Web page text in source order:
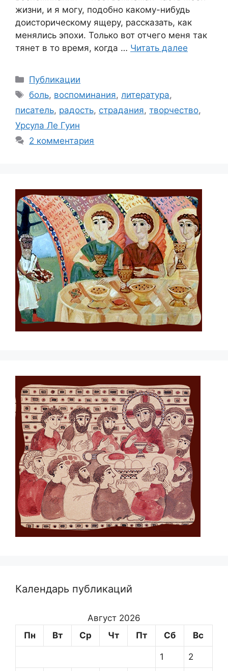
жизни, и я могу, подобно какому-нибудь
доисторическому ящеру, рассказать, как
менялись эпохи. Только вот отчего меня так
тянет в то время, когда … Читать далее
Рубрики
Публикации
Метки
боль, воспоминания,литература,
писатель, радость, страдания, творчество,
Урсула Ле Гуин
2 комментария
Календарь публикаций
Август 2026
Пн
Вт Ср Чт Пт Сб Вс
1 2